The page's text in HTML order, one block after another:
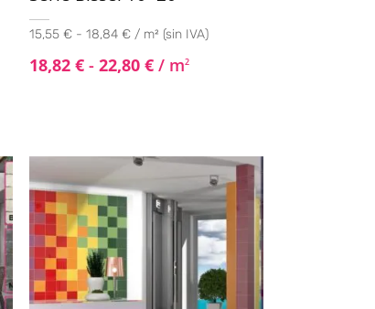
15,55 € - 18,84 € / m² (sin IVA)
18,82 € - 22,80 €/ m2